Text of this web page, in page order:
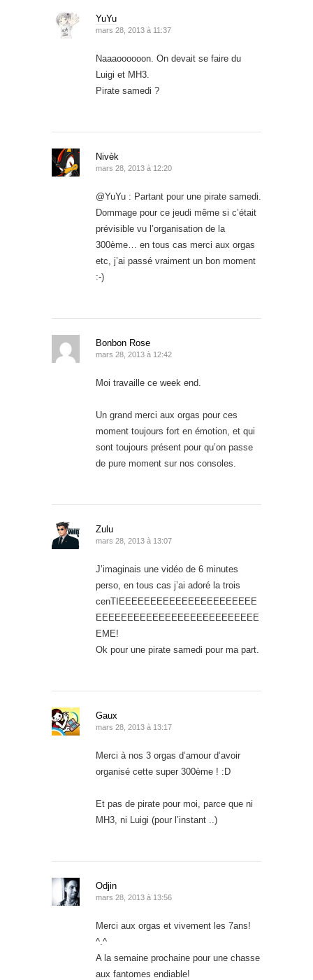
YuYu
mars 28, 2013 à 11:37
Naaaoooooon. On devait se faire du
Luigi et MH3.
Pirate samedi ?
Nivèk
mars 28, 2013 à 12:20
@YuYu : Partant pour une pirate samedi.
Dommage pour ce jeudi même si c’était
prévisible vu l’organisation de la
300ème… en tous cas merci aux orgas
etc, j’ai passé vraiment un bon moment
:-)
Bonbon Rose
mars 28, 2013 à 12:42
Moi travaille ce week end.
Un grand merci aux orgas pour ces
moment toujours fort en émotion, et qui
sont toujours présent pour qu’on passe
de pure moment sur nos consoles.
Zulu
mars 28, 2013 à 13:07
J’imaginais une vidéo de 6 minutes
perso, en tous cas j’ai adoré la trois
cenTIEEEEEEEEEEEEEEEEEEEEEE
EEEEEEEEEEEEEEEEEEEEEEEEEE
EME!
Ok pour une pirate samedi pour ma part.
Gaux
mars 28, 2013 à 13:17
Merci à nos 3 orgas d’amour d’avoir
organisé cette super 300ème ! :D
Et pas de pirate pour moi, parce que ni
MH3, ni Luigi (pour l’instant ..)
Odjin
mars 28, 2013 à 13:56
Merci aux orgas et vivement les 7ans!
^.^
A la semaine prochaine pour une chasse
aux fantomes endiable!